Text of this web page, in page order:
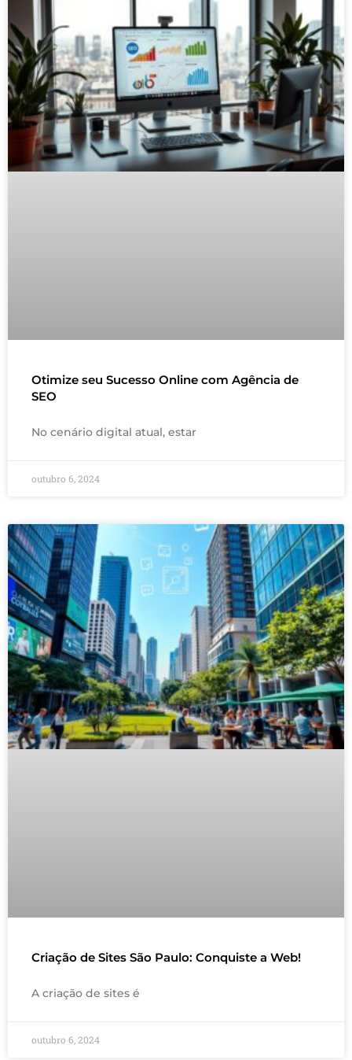
Otimize seu Sucesso Online com Agência de
SEO
No cenário digital atual, estar
outubro 6, 2024
Criação de Sites São Paulo: Conquiste a Web!
A criação de sites é
outubro 6, 2024